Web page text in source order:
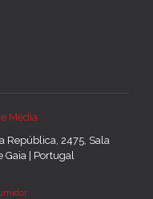
Média
República, 2475, Sala
| Portugal